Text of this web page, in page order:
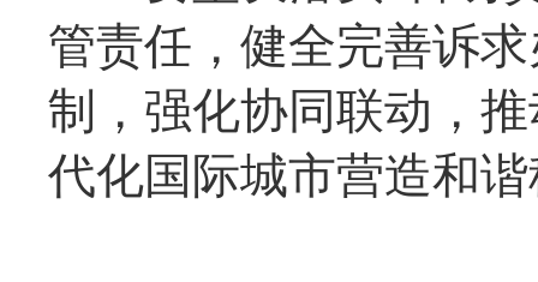
管责任，健全完善诉
制，强化协同联动，
代化国际城市营造和